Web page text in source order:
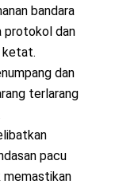
bandara
protokol dan
ketat.
dan
terlarang
pacu
memastikan